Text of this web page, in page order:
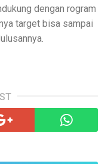
dengan rogram
target bisa sampai